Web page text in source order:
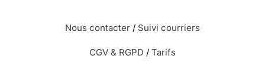
Nous contacter / Suivi courriers
CGV & RGPD / Tarifs